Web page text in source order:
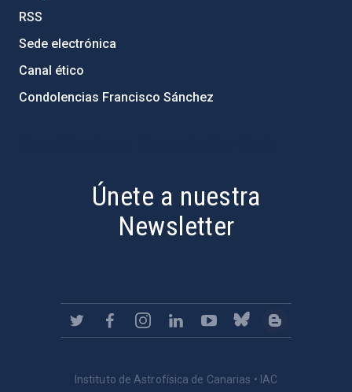
RSS
Sede electrónica
Canal ético
Condolencias Francisco Sánchez
Únete a nuestra
Newsletter
Instituto de Astrofísica de Canarias • IAC